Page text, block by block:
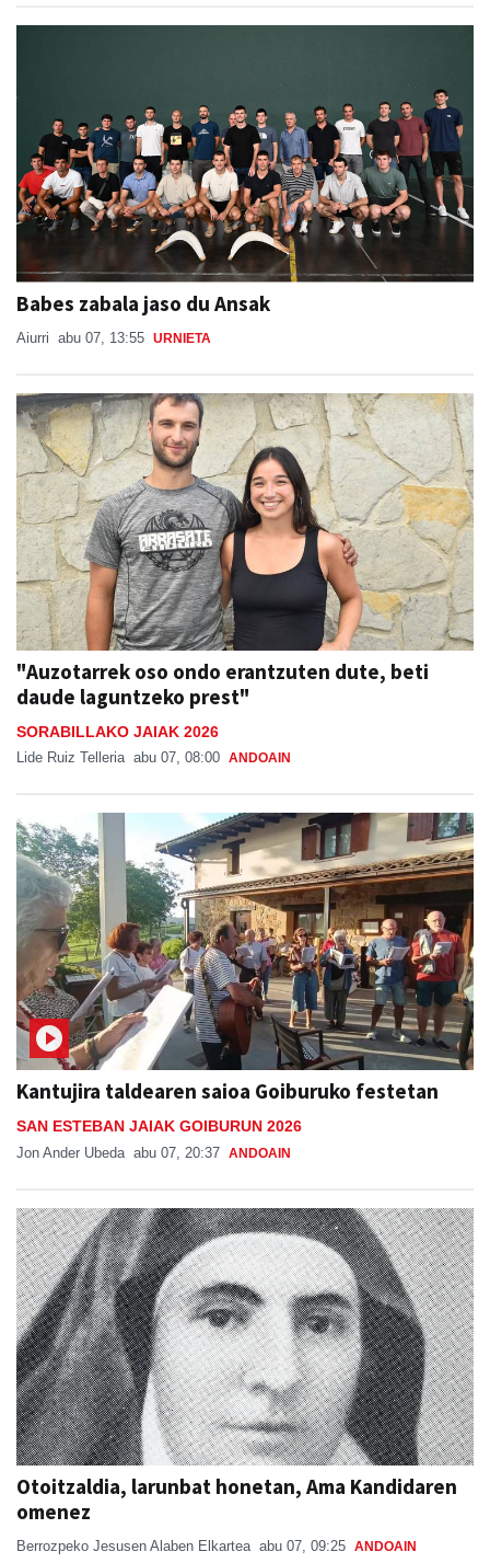
Babes zabala jaso du Ansak
"Auzotarrek oso ondo erantzuten dute, beti
daude laguntzeko prest"
SORABILLAKO JAIAK 2026
Lide Ruiz Telleria abu 07, 08:00
Kantujira taldearen saioa Goiburuko festetan
Jon Ander Ubeda
Otoitzaldia, larunbat honetan, Ama Kandidaren
omenez
Berrozpeko Jesusen Alaben Elkartea abu 07, 09:25 ANDOAIN